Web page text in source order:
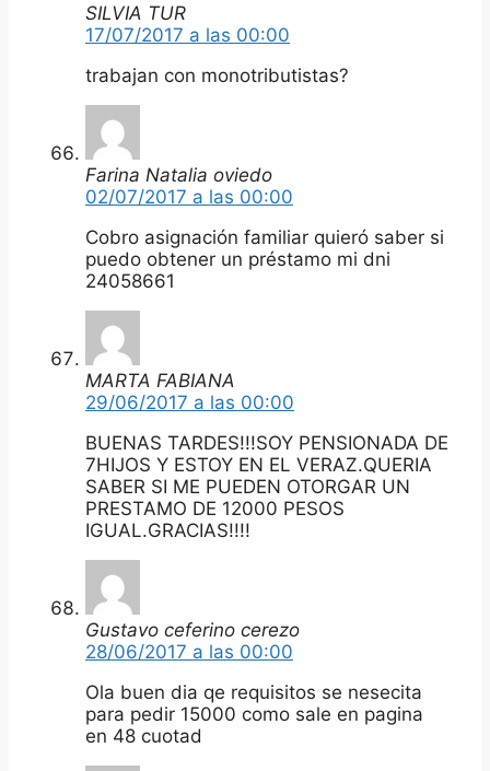
SILVIA TUR
17/07/2017 a las 00:00
trabajan con monotributistas?
Farina Natalia oviedo
02/07/2017 a las 00:00
Cobro asignación familiar quieró saber si
puedo obtener un préstamo mi dni
24058661
MARTA FABIANA
29/06/2017 a las 00:00
BUENAS TARDES!!!SOY PENSIONADA DE
7HIJOS Y ESTOY EN EL VERAZ.QUERIA
SABER SI ME PUEDEN OTORGAR UN
PRESTAMO DE 12000 PESOS
IGUAL.GRACIAS!!!!
Gustavo ceferino cerezo
28/06/2017 a las 00:00
Ola buen dia qe requisitos se nesecita
para pedir 15000 como sale en pagina
en 48 cuotad